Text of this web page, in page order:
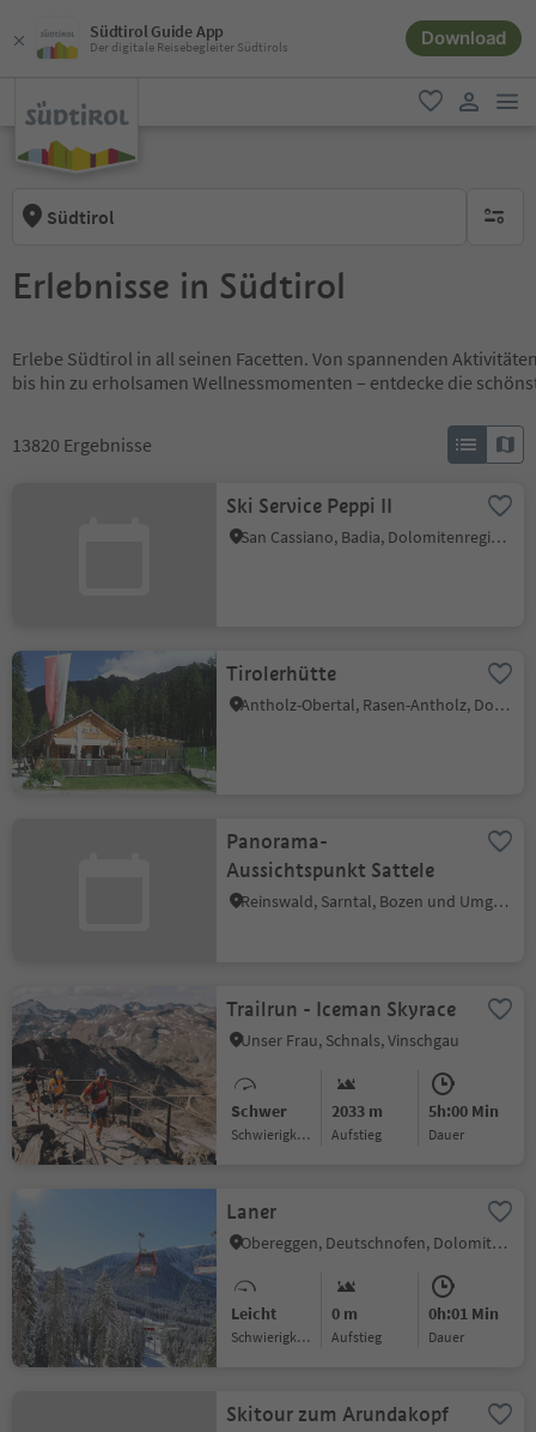
Südtirol Guide App
Der digitale Reisebegleiter Südtirols Download
favorit
Südtirol keine
Erlebnisse in Südtirol
Erlebe Südtirol in all seinen Facetten. Von spannenden
bis hin zu erholsamen Wellnessmomenten – entdecke die
13820 Ergebnisse
Ski Service Peppi II
San Cassiano, Badia, Dolomitenregion Alta Badia
Tirolerhütte
Antholz-Obertal, Rasen-Antholz, Dolomitenregion Kronplatz
Panorama-
Aussichtspunkt Sattele
Reinswald, Sarntal, Bozen und Umgebung
Trailrun - Iceman Skyrace
Unser Frau, Schnals, Vinschgau
Schwer
Schwierigkeitsgrad
2033 m
Aufstieg
5h:00 Min
Dauer
Laner
Obereggen, Deutschnofen, Dolomitenregion Eggental
Leicht
Schwierigkeitsgrad
0 m
Aufstieg
0h:01 Min
Dauer
Skitour zum Arundakopf